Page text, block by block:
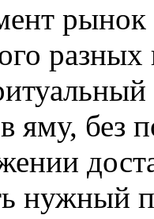
рынок
яму, без
нужный